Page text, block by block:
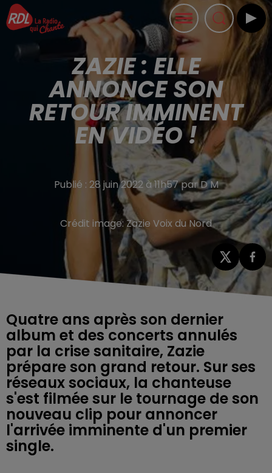
ZAZIE : ELLE
ANNONCE SON
RETOUR IMMINENT
EN VIDÉO !
Publié : 28 juin 2022 à 11h57 par D M
Crédit image: Zazie Voix du Nord
Quatre ans après son dernier
album et des concerts annulés
par la crise sanitaire, Zazie
prépare son grand retour. Sur ses
réseaux sociaux, la chanteuse
s'est filmée sur le tournage de son
nouveau clip pour annoncer
l'arrivée imminente d'un premier
single.